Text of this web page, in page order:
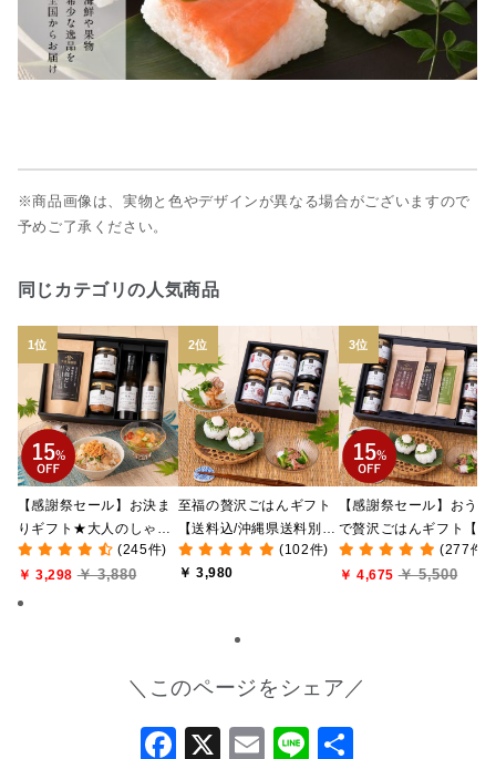
※商品画像は、実物と色やデザインが異なる場合がございますので
予めご了承ください。
同じカテゴリの人気商品
【感謝祭セール】お決ま
りギフト★大人のしゃけ
しゃけめんたい入り【送
料込/沖縄県送料別途】
【化粧箱包装付】
(245件)
￥ 3,298 ￥ 3,880
至福の贅沢ごはんギフト
【送料込/沖縄県送料別
途】【化粧箱包装付/オン
ライン限定】
(102件)
￥ 3,980
【感謝祭セール】おうち
で贅沢ごはんギフト【送
料無料/沖縄県送料別途】
【化粧箱包装付/オンライ
(277件)
￥ 4,675 ￥ 5,500
＼このページをシェア／
Facebook
X Email
Line